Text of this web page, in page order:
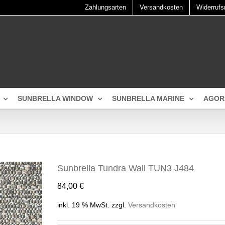
Zahlungsarten Versandkosten
SUNBRELLA WINDOW SUNBRELLA MARINE
Sunbrella Tundra Wall TUN3 J484
84,00 €
inkl. 19 % MwSt. zzgl. Versandkosten